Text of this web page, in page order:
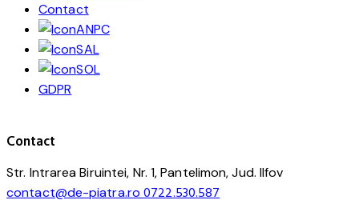
Contact
ANPC
SAL
SOL
GDPR
Contact
Str. Intrarea Biruintei, Nr. 1, Pantelimon, Jud. Ilfov
contact@de-piatra.ro 0722.530.587